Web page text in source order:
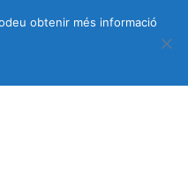
27 07 09 E-COMMERCE
obtenir més informació